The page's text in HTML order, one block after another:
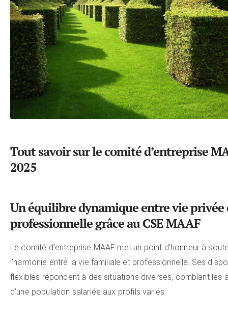
Tout savoir sur le comité d’entreprise
2025
Un équilibre dynamique entre vie privée
professionnelle grâce au CSE MAAF
Le comité d’entreprise MAAF met un point d’honneur à
l’harmonie entre la vie familiale et professionnelle. Ses
flexibles répondent à des situations diverses, comblant les
d’une population salariée aux profils variés.